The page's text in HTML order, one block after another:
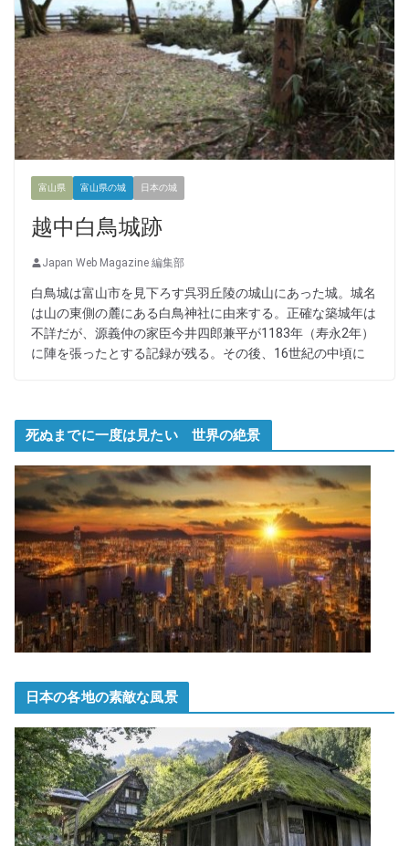
富山県 富山県の城 日本の城
越中白鳥城跡
Japan Web Magazine 編集部
白鳥城は富山市を見下ろす呉羽丘陵の城山にあった城。城名
は山の東側の麓にある白鳥神社に由来する。正確な築城年は
不詳だが、源義仲の家臣今井四郎兼平が1183年（寿永2年）
に陣を張ったとする記録が残る。その後、16世紀の中頃に
死ぬまでに一度は見たい 世界の絶景
日本の各地の素敵な風景